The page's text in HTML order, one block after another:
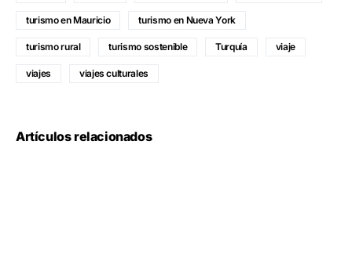
turismo en Mauricio turismo en Nueva York
turismo rural turismo sostenible Turquía viaje
viajes viajes culturales
Artículos relacionados